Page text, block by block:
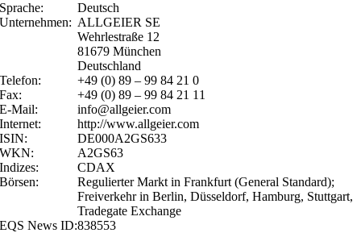
Sprache:
Deutsch
Unternehmen: ALLGEIER SE
Wehrlestraße 12
81679 München
Deutschland
Telefon:
+49 (0) 89 – 99 84 21 0
Fax:
+49 (0) 89 – 99 84 21 11
E-Mail:
info@allgeier.com
Internet:
http://www.allgeier.com
ISIN:
DE000A2GS633
WKN:
A2GS63
Indizes:
CDAX
Börsen:
Regulierter Markt in Frankfurt (General Standard);
Freiverkehr in Berlin, Düsseldorf, Hamburg, Stuttgart,
Tradegate Exchange
EQS News ID:838553